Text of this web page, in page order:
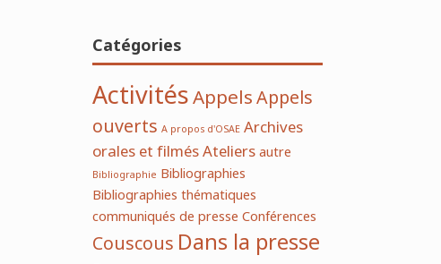
Catégories
ActivitésAppelsAppels
ouverts A propos d'OSAEArchives
orales et filmésAteliersautre
Bibliographie Bibliographies
Bibliographies thématiques
communiqués de presseConférences
CouscousDans la presse